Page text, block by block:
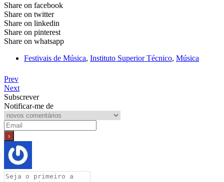
Share on facebook
Share on twitter
Share on linkedin
Share on pinterest
Share on whatsapp
Festivais de Música, Instituto Superior Técnico, Música
Prev
Next
Subscrever
Notificar-me de